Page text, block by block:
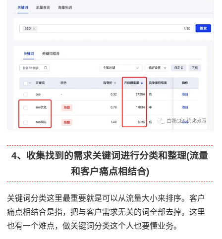
4、收集找到的需求关键词进行分类和整理(流量
和客户痛点相结合)
关键词分类这里最重要就是可以从流量大小来排序。客户
痛点相结合是指，把与客户需求无关的词全部去掉。这里
也有一个难点，做关键词分类这个人也要懂业务。